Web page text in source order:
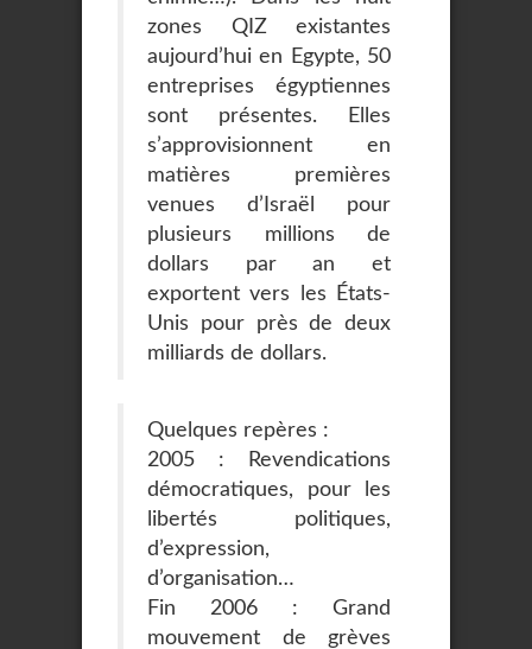
zones QIZ existantes
aujourd’hui en Egypte, 50
entreprises égyptiennes
sont présentes. Elles
s’approvisionnent en
matières premières
venues d’Israël pour
plusieurs millions de
dollars par an et
exportent vers les États-
Unis pour près de deux
milliards de dollars.
Quelques repères :
2005 : Revendications
démocratiques, pour les
libertés politiques,
d’expression,
d’organisation…
Fin 2006 : Grand
mouvement de grèves